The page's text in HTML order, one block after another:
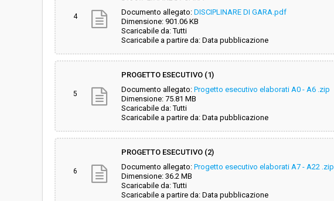
4
Documento allegato: DISCIPLINARE DI GARA.pdf
Dimensione: 901.06 KB
Scaricabile da: Tutti
Scaricabile a partire da: Data pubblicazione
5
PROGETTO ESECUTIVO (1)
Documento allegato: Progetto esecutivo elaborati A0 - A6 .zip
Dimensione: 75.81 MB
Scaricabile da: Tutti
Scaricabile a partire da: Data pubblicazione
6
PROGETTO ESECUTIVO (2)
Documento allegato: Progetto esecutivo elaborati A7 - A22 .zip
Dimensione: 36.2 MB
Scaricabile da: Tutti
Scaricabile a partire da: Data pubblicazione